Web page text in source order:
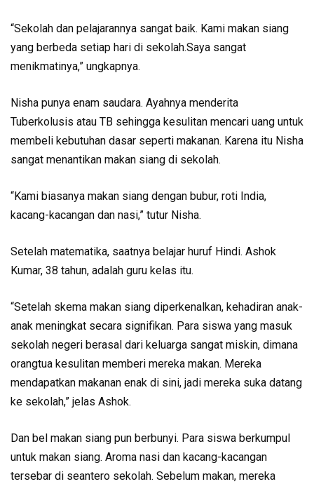
“Sekolah dan pelajarannya sangat baik. Kami makan siang
yang berbeda setiap hari di sekolah.Saya sangat
menikmatinya,” ungkapnya.
Nisha punya enam saudara. Ayahnya menderita
Tuberkolusis atau TB sehingga kesulitan mencari uang untuk
membeli kebutuhan dasar seperti makanan. Karena itu Nisha
sangat menantikan makan siang di sekolah.
“Kami biasanya makan siang dengan bubur, roti India,
kacang-kacangan dan nasi,” tutur Nisha.
Setelah matematika, saatnya belajar huruf Hindi. Ashok
Kumar, 38 tahun, adalah guru kelas itu.
“Setelah skema makan siang diperkenalkan, kehadiran anak-
anak meningkat secara signifikan. Para siswa yang masuk
sekolah negeri berasal dari keluarga sangat miskin, dimana
orangtua kesulitan memberi mereka makan. Mereka
mendapatkan makanan enak di sini, jadi mereka suka datang
ke sekolah,” jelas Ashok.
Dan bel makan siang pun berbunyi. Para siswa berkumpul
untuk makan siang. Aroma nasi dan kacang-kacangan
tersebar di seantero sekolah. Sebelum makan, mereka